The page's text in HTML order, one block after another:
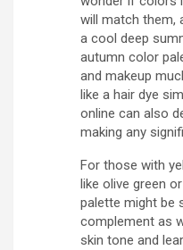
will match them,
a cool deep
autumn color
and makeup
like a hair dye
online can also
making any
For those with
like olive green
palette might be
complement as
skin tone and